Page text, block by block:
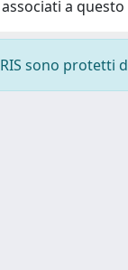
a
sono protetti